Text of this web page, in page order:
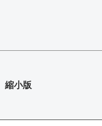
縮小版